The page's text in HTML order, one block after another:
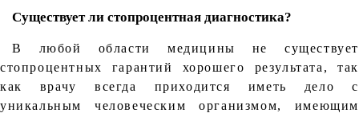
Существует ли стопроцентная диагностика?
В любой области медицины не существует
стопроцентных гарантий хорошего результата, так
как врачу всегда приходится иметь дело с
уникальным человеческим организмом, имеющим